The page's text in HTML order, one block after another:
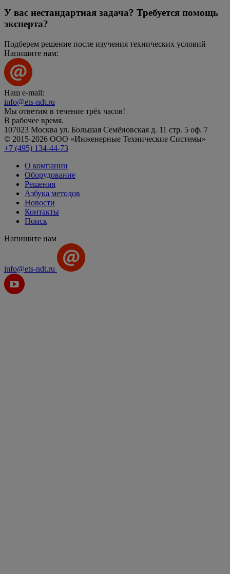
У вас нестандартная задача? Требуется помощь
эксперта?
Подберем решение после изучения технических условий
Напишите нам:
Наш e-mail:
info@ets-ndt.ru
Мы ответим в течение трёх часов!
В рабочее время.
107023 Москва ул. Большая Семёновская д. 11 стр. 5 оф. 7
© 2015-2026 ООО «Инженерные Технические Системы»
+7 (495) 134-44-73
О компании
Оборудование
Решения
Азбука методов
Новости
Контакты
Поиск
Напишите нам
info@ets-ndt.ru